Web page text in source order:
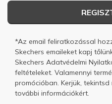
*Az email feliratkozással
Skechers emaileket kapj
Skechers Adatvédelmi
feltételeket. Valamennyi
promócióban. Kerjük, tekintsd
további információkért.